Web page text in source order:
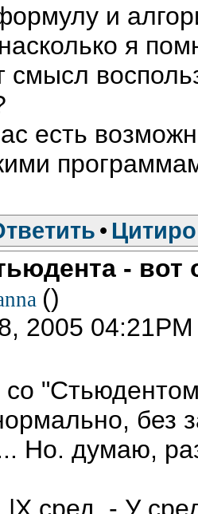
и
я
есть
•
-
()
2005 04:21PM
без
Но. думаю,